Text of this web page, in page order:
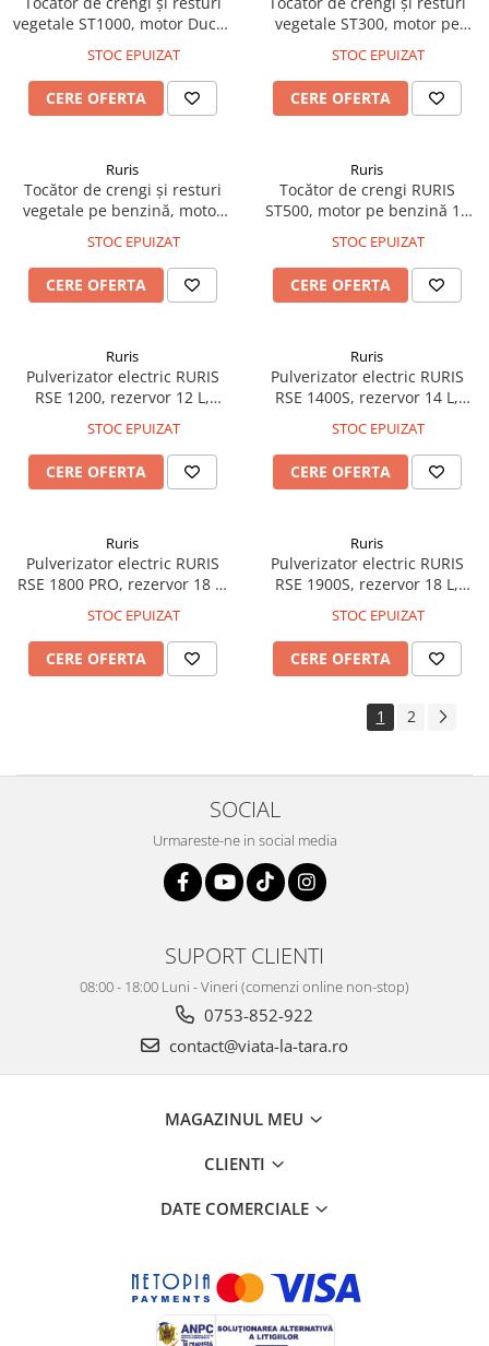
vegetale ST1000, motor Ducar
pornire electrică, diametru de
tăiere 120 mm, 2 cuțite din
oțel aliat 300 x 55 mm,
STOC EPUIZAT
CERE OFERTA
vegetale ST300, motor pe
maxim de tăiere 60 mm,
turație 3600 rpm, capacitate
de tocare până la 1000 kg/oră,
STOC EPUIZAT
CERE OFERTA
Ruris
Tocător de crengi și resturi
vegetale pe benzină, motor
timpi, diametru tăiere 80 mm,
2 cuțite din oțel aliat,
evacuare rotativă 360°,
STOC EPUIZAT
CERE OFERTA
Ruris
Tocător de crengi RURIS
ST500, motor pe benzină 15
100 mm, capacitate de tocare
lemn verde până la 1000
kg/oră, turație 3600 rpm,
STOC EPUIZAT
CERE OFERTA
Ruris
Pulverizator electric RURIS
RSE 1200, rezervor 12 L,
până la 4 ore, presiune de
lucru 0,15-0,4 MPa, lance
metalică, display și
STOC EPUIZAT
CERE OFERTA
Ruris
Pulverizator electric RURIS
RSE 1400S, rezervor 14 L,
până la 4 ore, debit 4,5 L/min,
presiune 87 PSI (6 bari), lance
telescopică metalică, display
STOC EPUIZAT
CERE OFERTA
Ruris
Pulverizator electric RURIS
RSE 1800 PRO, rezervor 18 L,
autonomie până la 2,5 ore,
debit 4,5 L/min, presiune 87
PSI (6 bari), lance telescopică
STOC EPUIZAT
CERE OFERTA
Ruris
Pulverizator electric RURIS
RSE 1900S, rezervor 18 L,
până la 4 ore, debit 4,5 L/min,
presiune 87 PSI (6 bari), lance
telescopică metalică, display
STOC EPUIZAT
CERE OFERTA
1 2
SOCIAL
Urmareste-ne in social media
SUPORT CLIENTI
08:00 - 18:00 Luni - Vineri (comenzi online non-stop)
0753-852-922
contact@viata-la-tara.ro
MAGAZINUL MEU
CLIENTI
DATE COMERCIALE